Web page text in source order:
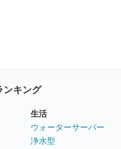
ンキング
生活
ウォーターサーバー
浄水型